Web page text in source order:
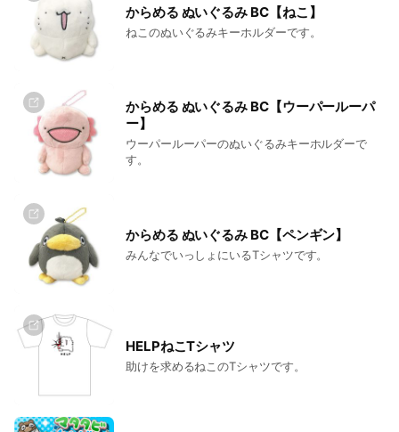
からめる ぬいぐるみ BC【ねこ】
ねこのぬいぐるみキーホルダーです。
からめる ぬいぐるみ BC【ウーパールーパ
ー】
ウーパールーパーのぬいぐるみキーホルダーで
す。
からめる ぬいぐるみ BC【ペンギン】
みんなでいっしょにいるTシャツです。
HELPねこTシャツ
助けを求めるねこのTシャツです。